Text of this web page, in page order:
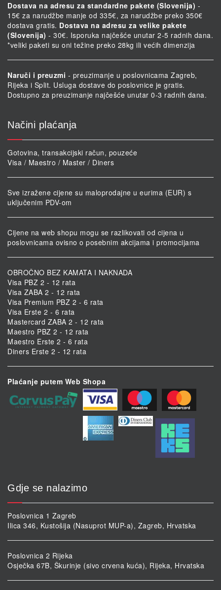
Dostava na adresu za standardne pakete (Slovenija) -
15€ za narudžbe manje od 335€, za narudžbe preko 350€
dostava gratis. Dostava na adresu za velike pakete
(Slovenija) - 30€. Isporuka najčešće unutar 2-5 radnih dana.
*veliki paketi su oni težine preko 28kg ili većih dimenzija
Naruči i preuzmi - preuzimanje u poslovnicama Zagreb,
Rijeka i Split. Usluga dostave do poslovnice je gratis.
Dostupno za preuzimanje najčešće unutar 0-3 radnih dana.
Načini plaćanja
Gotovina, transakcijski račun, pouzeće
Visa / Maestro / Master / Diners
Sve izražene cijene su maloprodajne u eurima (EUR) s
uključenim PDV-om
Cijene na web shopu mogu se razlikovati od cijena u
poslovnicama ovisno o posebnim akcijama i promocijama
OBROČNO BEZ KAMATA I NAKNADA
Visa PBZ 2 - 12 rata
Visa ZABA 2 - 12 rata
Visa Premium PBZ 2 - 6 rata
Visa Erste 2 - 6 rata
Mastercard ZABA 2 - 12 rata
Maestro PBZ 2 - 12 rata
Maestro Erste 2 - 6 rata
Diners Erste 2 - 12 rata
Plaćanje putem Web Shopa
Gdje se nalazimo
Poslovnica 1 Zagreb
Ilica 346, Kustošija (Nasuprot MUP-a), Zagreb, Hrvatska
Poslovnica 2 Rijeka
Osječka 67B, Škurinje (sivo crvena kuća), Rijeka, Hrvatska